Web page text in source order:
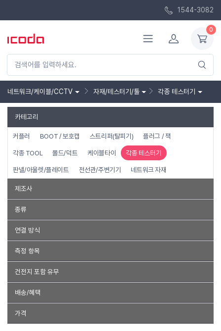
1544-3082
0
네트워크/케이블/CCTV 자재/테스터기/툴 각종 테스터기
카테고리
커플러 BOOT / 보호캡 스트리퍼(탈피기) 플러그 / 잭
각종 TOOL 몰드/덕트 케이블타이 각종 테스터기
판넬/아울렛/플레이트 전선관/주변기기 네트워크 자재
제조사
컴스
새한 유커머스 HDTOP JMIT 팔미시스템 아이비엔
종류
케이블 테스터기
연결 방식
HDMI DP
Micro USB ATX 24핀 클램프 전화선
측정 항목
전압 전류 다이오드
패치판넬 비디오포트(VGA/HDMI/DP/DVI/그외) PVC 절연 주파수
건전지 포함 유무
포함 미포함
배송/혜택
무료배송
가격